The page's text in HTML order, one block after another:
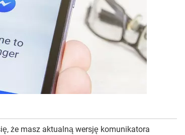
że masz aktualną wersję komunikatora